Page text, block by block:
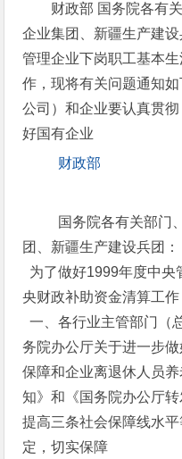
财政部 国务院各有
企业集团、新疆生产建
管理企业下岗职工基本
作，现将有关问题通知
公司）和企业要认真贯
好国有企业
财政部
国务院各有关部门
团、新疆生产建设兵团：
为了做好1999年度中央
央财政补助资金清算工
一、各行业主管部门（
务院办公厅关于进一步
保障和企业离退休人员
知》和《国务院办公厅
提高三条社会保障线水
定，切实保障